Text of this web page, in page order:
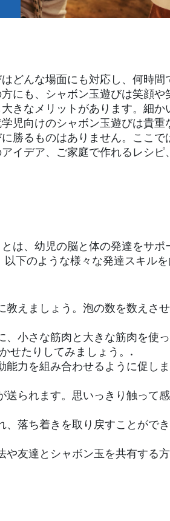
どんな場面にも対応し、何時間
にも、シャボン玉遊びは笑顔や
きなメリットがあります。細か
児向けのシャボン玉遊びは貴重
勝るものはありません。ここで
イデア、ご家庭で作れるレシピ
は、幼児の脳と体の発達をサポ
下のような様々な発達スキルを
えましょう。泡の数を数えさ
小さな筋肉と大きな筋肉を使
せたりしてみましょう。.
力を組み合わせるように促し
られます。思いっきり触って
落ち着きを取り戻すことができ
友達とシャボン玉を共有する